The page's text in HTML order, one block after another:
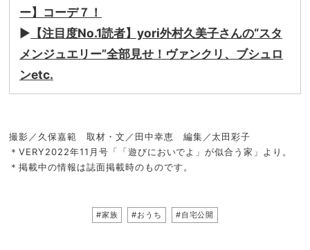
ー】コーデ７！
▶︎ 【注目度No.1読者】yori外村久美子さんの“スタ
メンジュエリー”全部見せ！ヴァンクリ、ブシュロ
ンetc.
撮影／久保嘉範 取材・文／田中幸恵 編集／太田彩子
＊VERY2022年11月号「「遊びにおいでよ」が似合う家」より。
＊掲載中の情報は誌面掲載時のものです。
#家族 #おうち #自宅公開